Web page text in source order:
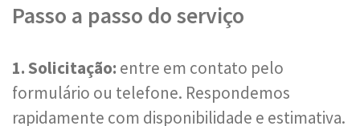
Passo a passo do serviço
1. Solicitação: entre em contato pelo
formulário ou telefone. Respondemos
rapidamente com disponibilidade e estimativa.